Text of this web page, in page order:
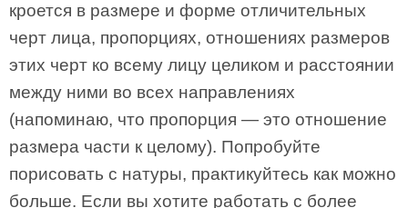
кроется в размере и форме отличительных
черт лица, пропорциях, отношениях размеров
этих черт ко всему лицу целиком и расстоянии
между ними во всех направлениях
(напоминаю, что пропорция — это отношение
размера части к целому). Попробуйте
порисовать с натуры, практикуйтесь как можно
больше. Если вы хотите работать с более